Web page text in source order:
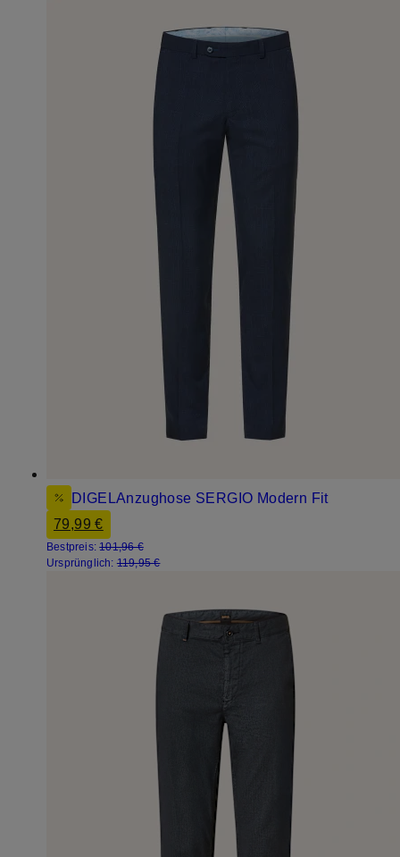
DIGELAnzughose SERGIO Modern Fit
79,99 €
Bestpreis:101,96 €
Ursprünglich:119,95 €